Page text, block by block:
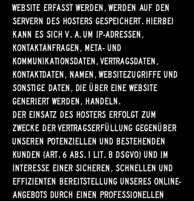
Website erfasst werden, werden auf den
Servern des Hosters gespeichert. Hierbei
kann es sich v. a. um IP-Adressen,
Kontaktanfragen, Meta- und
Kommunikationsdaten, Vertragsdaten,
Kontaktdaten, Namen, Websitezugriffe und
sonstige Daten, die über eine Website
generiert werden, handeln.
Der Einsatz des Hosters erfolgt zum
Zwecke der Vertragserfüllung gegenüber
unseren potenziellen und bestehenden
Kunden (Art. 6 Abs. 1 lit. b DSGVO) und im
Interesse einer sicheren, schnellen und
effizienten Bereitstellung unseres Online-
Angebots durch einen professionellen